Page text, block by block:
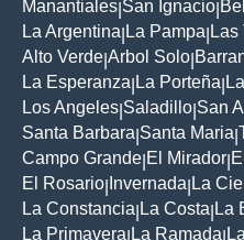
Manantiales San Ignacio
La Argentina La Pampa Las
Alto Verde Arbol Solo
La Esperanza La Porteña
Los Angeles Saladillo San
Santa Barbara Santa Maria
Campo Grande El Mirador
El Rosario Invernada La
La Constancia La Costa La
La Primavera La Ramada